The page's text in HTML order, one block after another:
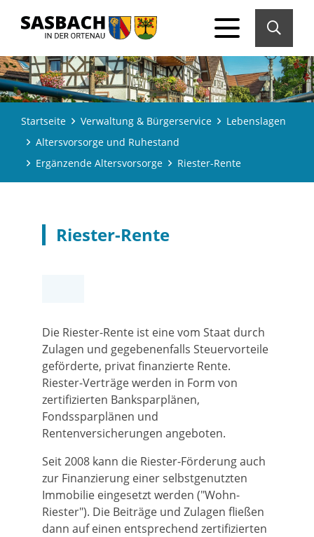
Startseite Verwaltung & Bürgerservice
Lebenslagen
Altersvorsorge und Ruhestand
Ergänzende Altersvorsorge
Riester-Rente
Riester-Rente
Die Riester-Rente ist eine vom Staat durch
Zulagen und gegebenenfalls Steuervorteile
geförderte, privat finanzierte Rente.
Riester-Verträge werden in Form von
zertifizierten Banksparplänen,
Fondssparplänen und
Rentenversicherungen angeboten.
Seit 2008 kann die Riester-Förderung auch
zur Finanzierung einer selbstgenutzten
Immobilie eingesetzt werden ("Wohn-
Riester"). Die Beiträge und Zulagen fließen
dann auf einen entsprechend zertifizierten